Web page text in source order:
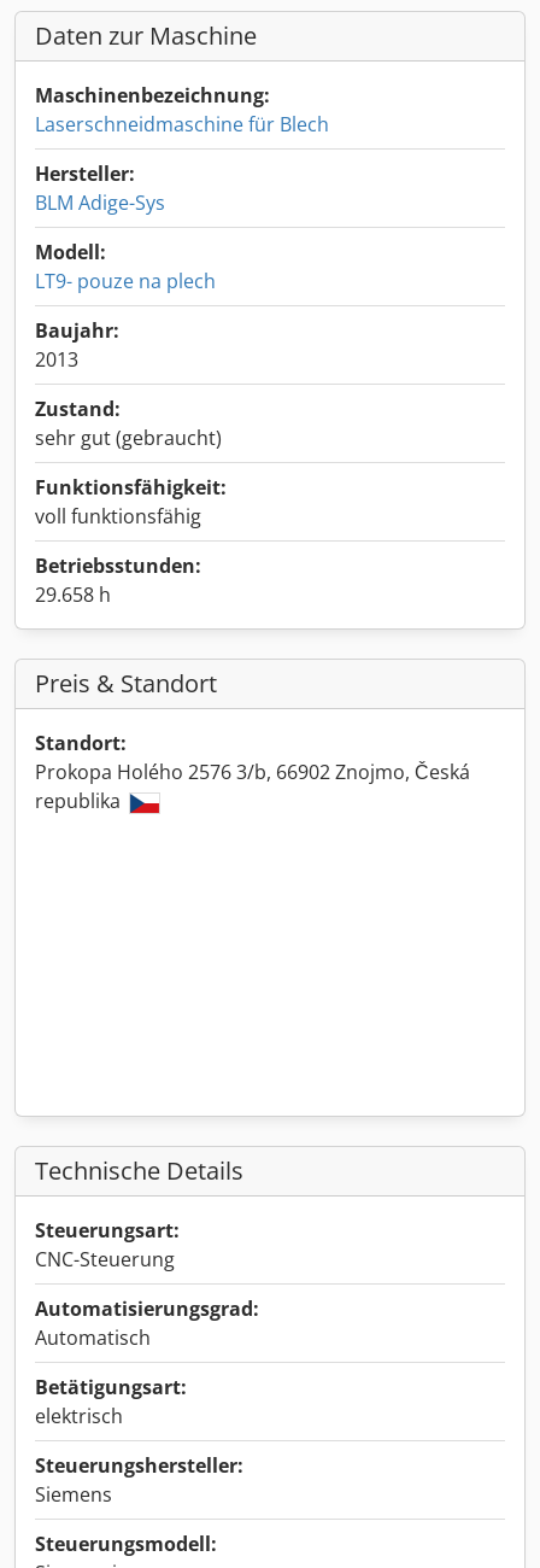
Daten zur Maschine
Maschinenbezeichnung:
Laserschneidmaschine für Blech
Hersteller:
BLM Adige-Sys
Modell:
LT9- pouze na plech
Baujahr:
2013
Zustand:
sehr gut (gebraucht)
Funktionsfähigkeit:
voll funktionsfähig
Betriebsstunden:
29.658 h
Preis & Standort
Standort:
Prokopa Holého 2576 3/b, 66902 Znojmo, Česká
republika
Technische Details
Steuerungsart:
CNC-Steuerung
Automatisierungsgrad:
Automatisch
Betätigungsart:
elektrisch
Steuerungshersteller:
Siemens
Steuerungsmodell: